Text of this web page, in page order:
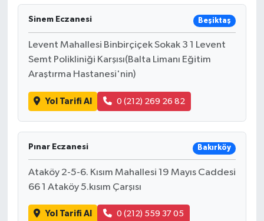
Sinem Eczanesi Beşiktaş
Levent Mahallesi Binbirçiçek Sokak 3 1 Levent
Semt Polikliniği Karşısı(Balta Limanı Eğitim
Araştırma Hastanesi'nin)
Yol Tarifi Al 0 (212) 269 26 82
Pınar Eczanesi Bakırköy
Ataköy 2-5-6. Kısım Mahallesi 19 Mayıs Caddesi
66 1 Ataköy 5.kısım Çarşısı
Yol Tarifi Al 0 (212) 559 37 05